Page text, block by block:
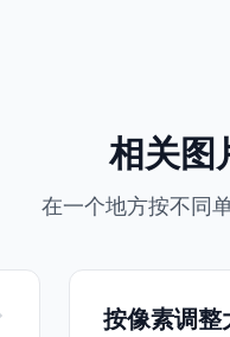
相关图
在一个地方按不同
按像素调整